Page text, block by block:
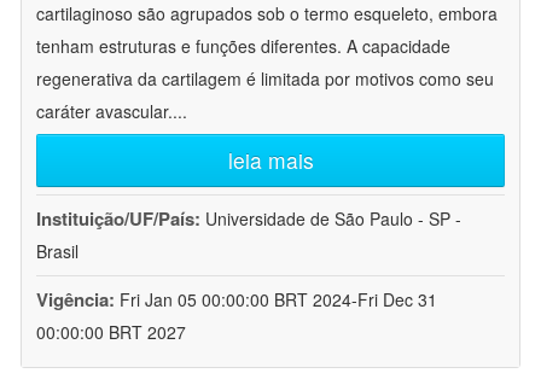
cartilaginoso são agrupados sob o termo esqueleto, embora
tenham estruturas e funções diferentes. A capacidade
regenerativa da cartilagem é limitada por motivos como seu
caráter avascular....
leia mais
Instituição/UF/País: Universidade de São Paulo - SP -
Brasil
Vigência: Fri Jan 05 00:00:00 BRT 2024-Fri Dec 31
00:00:00 BRT 2027